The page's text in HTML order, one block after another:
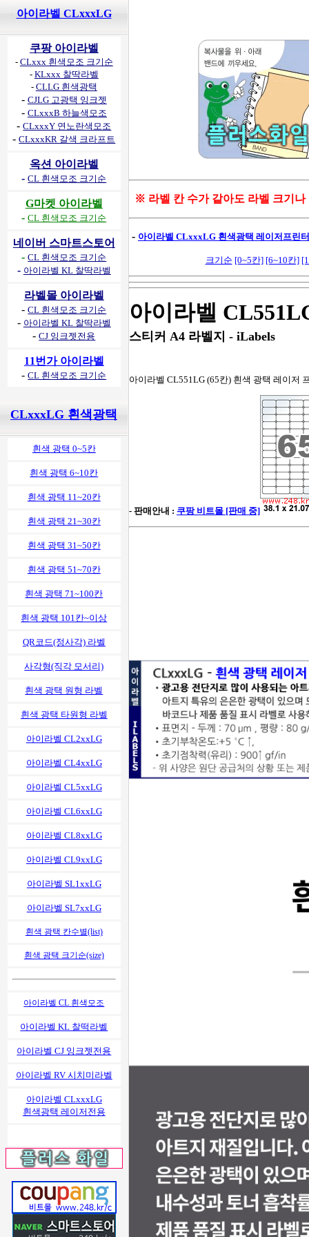
아이라벨 CLxxxLG
쿠팡 아이라벨
- CLxxx 흰색모조 크기순
- KLxxx 찰딱라벨
- CLLG 흰색광택
- CJLG 고광택 잉크젯
- CLxxxB 하늘색모조
-CLxxxY 연노란색모조
-CLxxxKR 갈색 크라프트
옥션 아이라벨
-CL 흰색모조 크기순
G마켓 아이라벨
-CL 흰색모조 크기순
네이버 스마트스토어
-CL 흰색모조 크기순
- 아이라벨 KL 찰딱라벨
라벨몰 아이라벨
-CL 흰색모조 크기순
- 아이라벨 KL 찰딱라벨
-CJ 잉크젯전용
11번가 아이라벨
-CL 흰색모조 크기순
CLxxxLG 흰색광택
흰색 광택 0~5칸
흰색 광택 6~10칸
흰색 광택 11~20칸
흰색 광택 21~30칸
흰색 광택 31~50칸
흰색 광택 51~70칸
흰색 광택 71~100칸
흰색 광택 101칸~이상
QR코드(정사각) 라벨
사각형(직각 모서리)
흰색 광택 원형 라벨
흰색 광택 타원형 라벨
아이라벨 CL2xxLG
아이라벨 CL4xxLG
아이라벨 CL5xxLG
아이라벨 CL6xxLG
아이라벨 CL8xxLG
아이라벨 CL9xxLG
아이라벨 SL1xxLG
아이라벨 SL7xxLG
흰색 광택 칸수별(list)
흰색 광택 크기순(size)
아이라벨 CL 흰색모조
아이라벨 KL 찰떡라벨
아이라벨 CJ 잉크젯전용
아이라벨 RV 시치미라벨
아이라벨 CLxxxLG
흰색광택 레이저전용
※ 라벨 칸 수가 같아도 라벨 크기나
- 아이라벨 CLxxxLG 흰색광택 레이저프린
크기순 [0~5칸] [6~10칸]
아이라벨
스티커 A4 라벨지 - iLabels
아이라벨 CL551LG (65칸) 흰색 광택 레이저
- 판매안내 : 쿠팡 비트몰 [판매 중]